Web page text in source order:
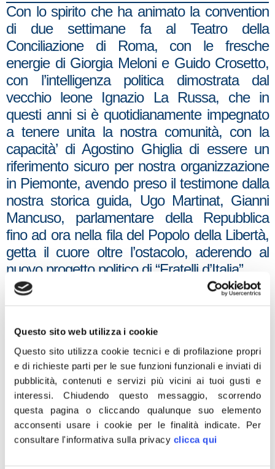
Questo sito web utilizza i cookie
Questo sito utilizza cookie tecnici e di profilazione propri
e di richieste parti per le sue funzioni funzionali e inviati di
pubblicità, contenuti e servizi più vicini ai tuoi gusti e
interessi.Chiudendo questo messaggio, scorrendo
questa pagina o cliccando qualunque suo elemento
acconsenti usare i cookie per le finalità indicate. Per
consultare l'informativa sulla privacy clicca qui
Con lo spirito che ha animato la convention
di due settimane fa al Teatro della
Conciliazione di Roma, con le fresche
energie di Giorgia Meloni e Guido Crosetto,
con l’intelligenza politica dimostrata dal
vecchio leone Ignazio La Russa, che in
questi anni si è quotidianamente impegnato
a tenere unita la nostra comunità, con la
capacità’ di Agostino Ghiglia di essere un
riferimento sicuro per nostra organizzazione
in Piemonte, avendo preso il testimone dalla
nostra storica guida, Ugo Martinat, Gianni
Mancuso, parlamentare della Repubblica
fino ad ora nella fila del Popolo della Libertà,
getta il cuore oltre l’ostacolo, aderendo al
nuovo progetto politico di “Fratelli d’Italia”.
“Gli anni recenti – dice Mancuso – ci hanno
dobbiamo fermarci e ripartire con un
progetto nuovo. Dobbiamo attingere al
nostro patrimonio di storia e di pensiero,
sapendo che noi tutti passeremo, ma non
dovranno passare mai le nostre idee. Vale la
pena di lasciare il Popolo della Libertà in
questa fase della politica, a poche settimane
dal voto? Si, ne vale la pena! Il rammarico